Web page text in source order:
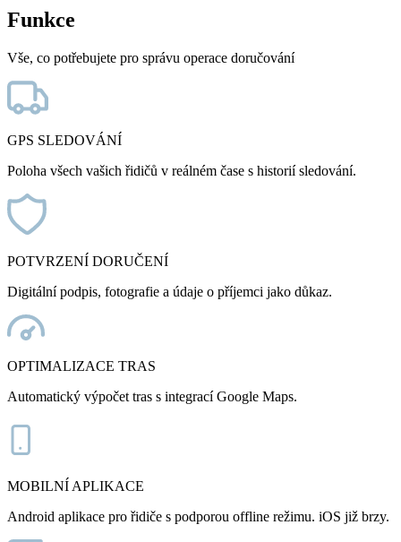
Funkce
Vše, co potřebujete pro správu operace doručování
GPS SLEDOVÁNÍ
Poloha všech vašich řidičů v reálném čase s historií sledování.
POTVRZENÍ DORUČENÍ
Digitální podpis, fotografie a údaje o příjemci jako důkaz.
OPTIMALIZACE TRAS
Automatický výpočet tras s integrací Google Maps.
MOBILNÍ APLIKACE
Android aplikace pro řidiče s podporou offline režimu. iOS již brzy.